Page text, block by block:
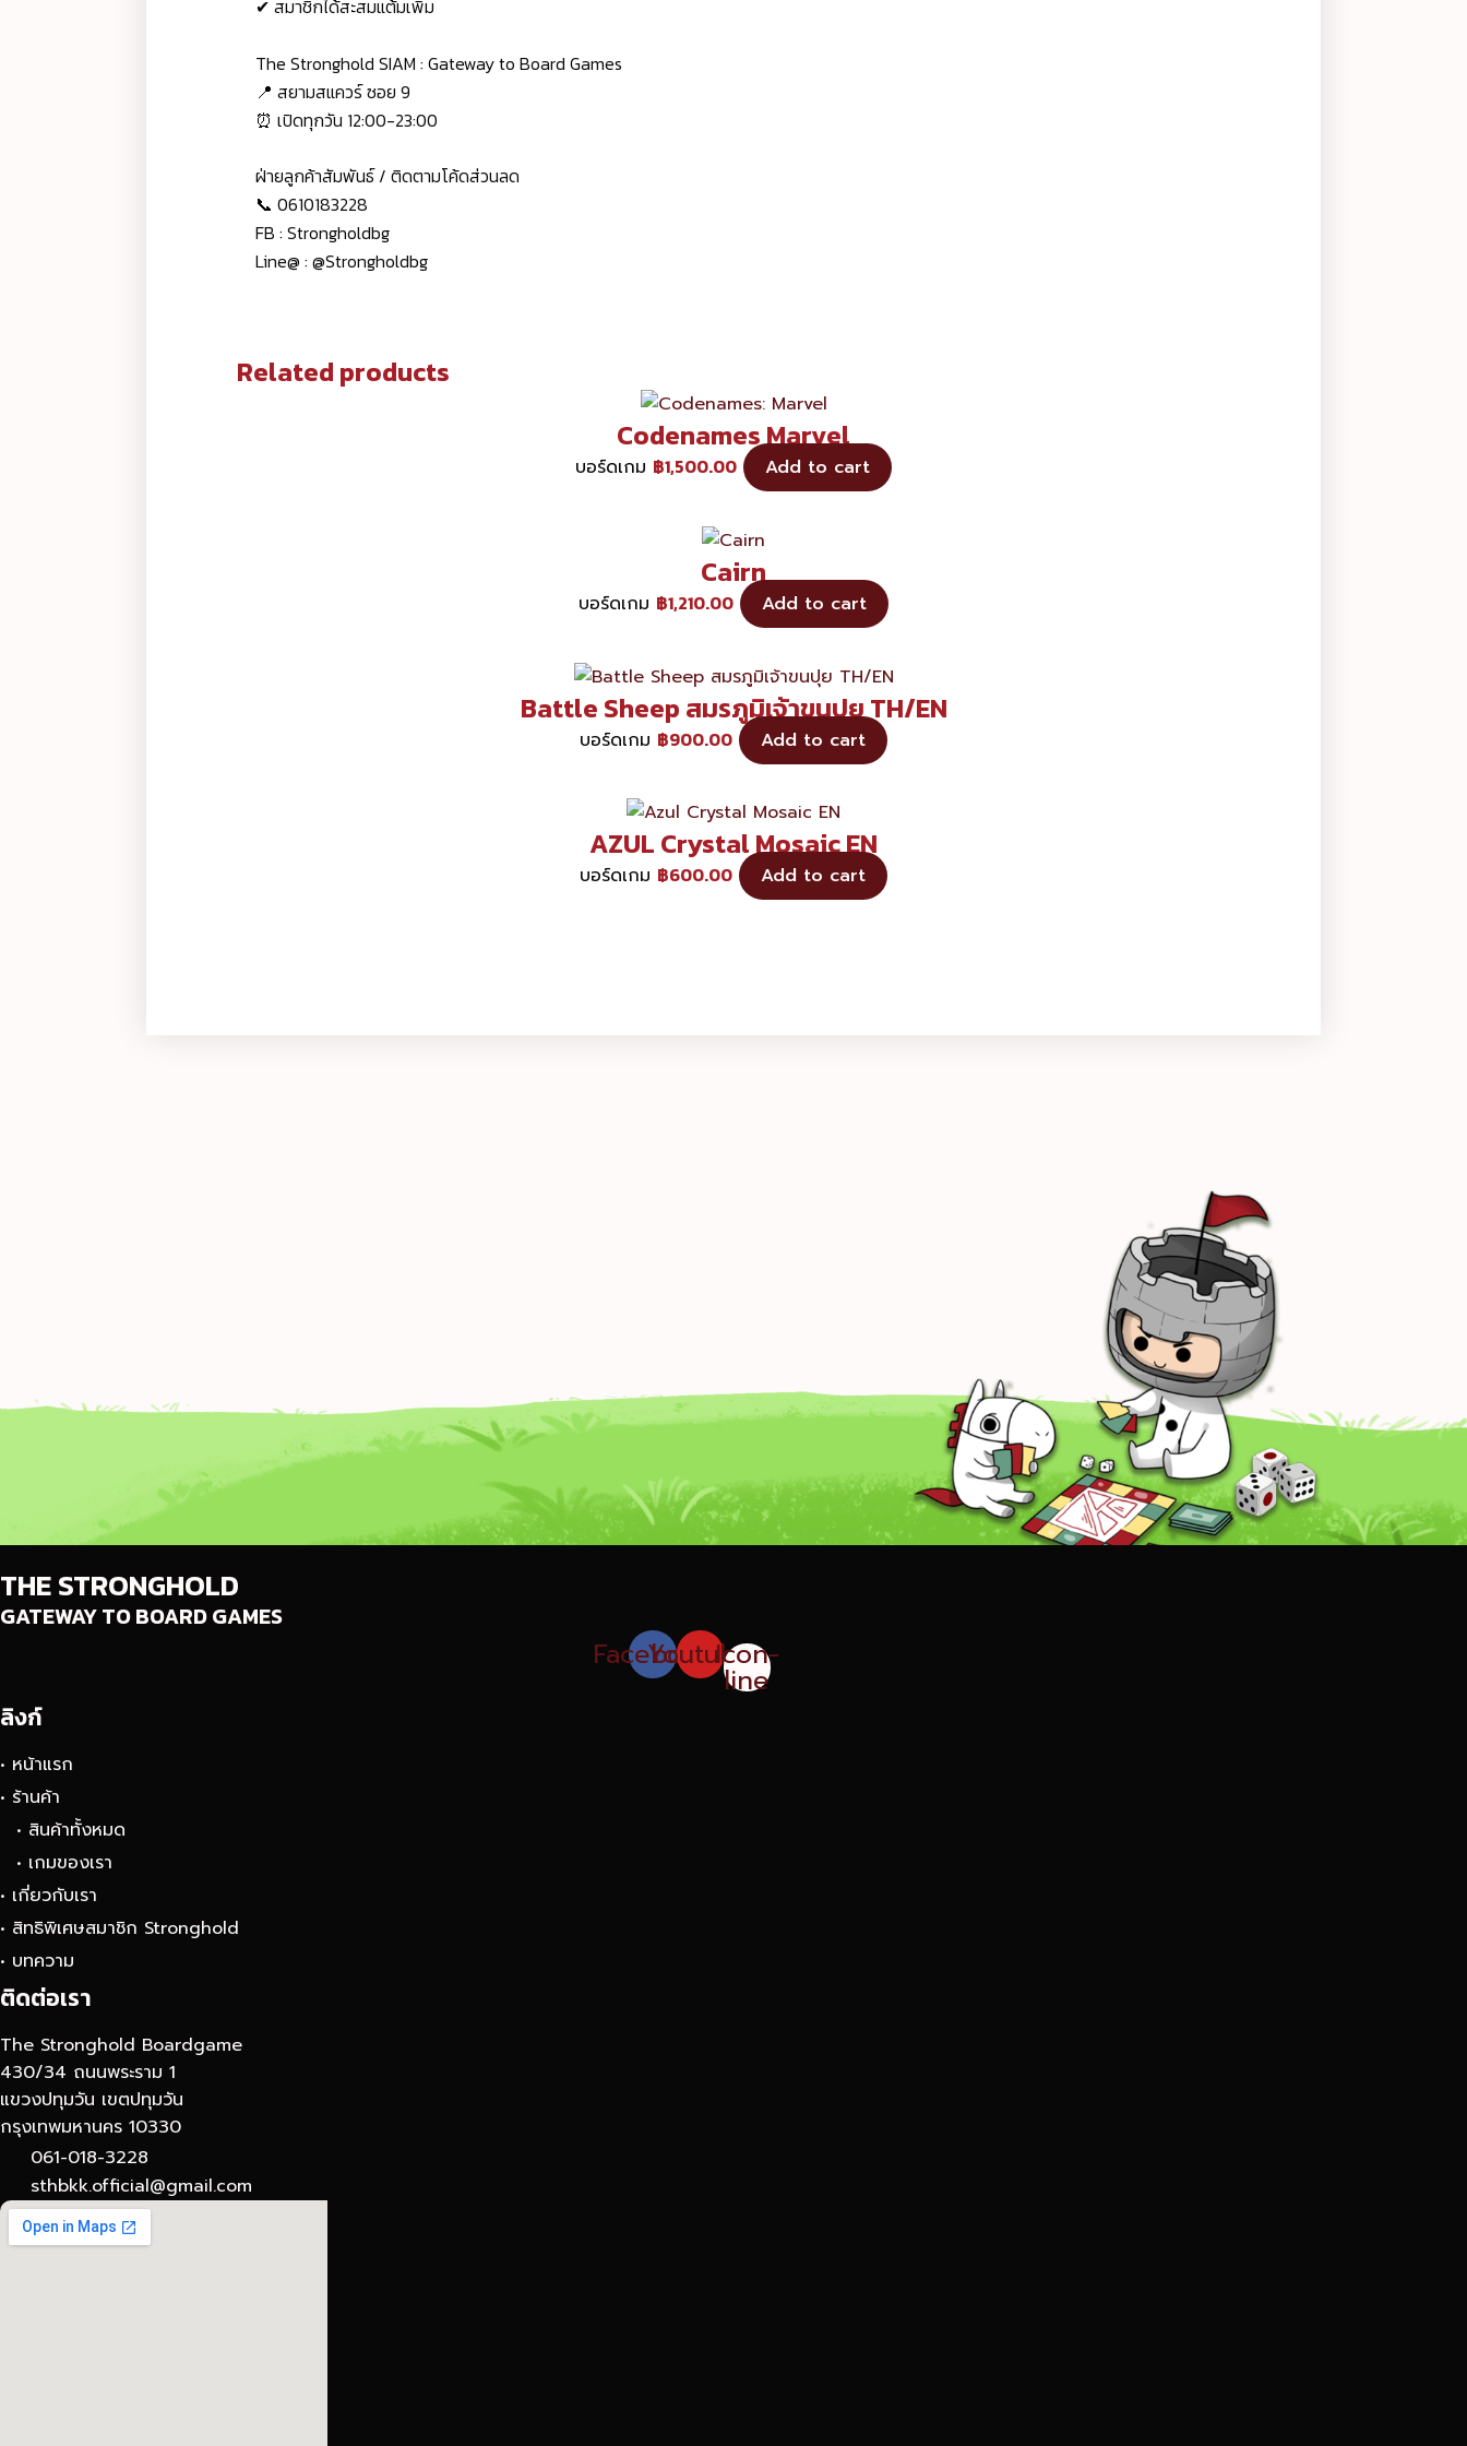
✔ สมาชิกได้สะสมแต้มเพิ่ม
The Stronghold SIAM : Gateway to Board Games
📍 สยามสแควร์ ซอย 9
⏰ เปิดทุกวัน 12:00-23:00
ฝ่ายลูกค้าสัมพันธ์ / ติดตามโค้ดส่วนลด
📞 0610183228
FB : Strongholdbg
Line@ : @Strongholdbg
Related products
Codenames Marvel
บอร์ดเกม ฿1,500.00 Add to cart
Cairn
บอร์ดเกม ฿1,210.00 Add to cart
Battle Sheep สมรภูมิเจ้าขนปุย TH/EN
บอร์ดเกม ฿900.00 Add to cart
AZUL Crystal Mosaic EN
บอร์ดเกม ฿600.00 Add to cart
THE STRONGHOLD
GATEWAY TO BOARD GAMES
Facebook
Youtube
Icon-
line
ลิงก์
• หน้าแรก
• ร้านค้า
• สินค้าทั้งหมด
• เกมของเรา
• เกี่ยวกับเรา
• สิทธิพิเศษสมาชิก Stronghold
• บทความ
ติดต่อเรา
The Stronghold Boardgame
430/34 ถนนพระราม 1
แขวงปทุมวัน เขตปทุมวัน
กรุงเทพมหานคร 10330
061-018-3228
sthbkk.official@gmail.com